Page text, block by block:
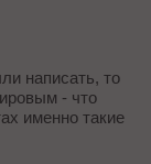
написать, то
- что
именно такие